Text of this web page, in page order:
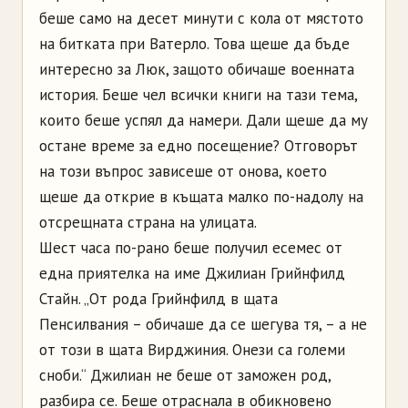
беше само на десет минути с кола от мястото
на битката при Ватерло. Това щеше да бъде
интересно за Люк, защото обичаше военната
история. Беше чел всички книги на тази тема,
които беше успял да намери. Дали щеше да му
остане време за едно посещение? Отговорът
на този въпрос зависеше от онова, което
щеше да открие в къщата малко по-надолу на
отсрещната страна на улицата.
Шест часа по-рано беше получил есемес от
една приятелка на име Джилиан Грийнфилд
Стайн. „От рода Грийнфилд в щата
Пенсилвания – обичаше да се шегува тя, – а не
от този в щата Вирджиния. Онези са големи
сноби.“ Джилиан не беше от заможен род,
разбира се. Беше отраснала в обикновено